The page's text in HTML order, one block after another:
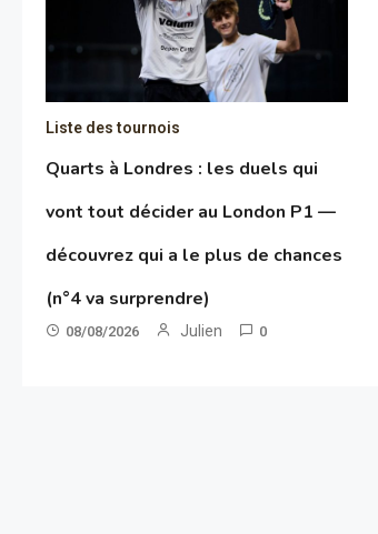
Liste des tournois
Quarts à Londres : les duels qui
vont tout décider au London P1 —
découvrez qui a le plus de chances
(n°4 va surprendre)
08/08/2026 Julien 0